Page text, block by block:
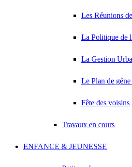
Les Réunions
La Politique de
La Gestion
Le Plan de
Fête des voisins
Travaux en cours
ENFANCE & JEUNESSE
LEROY DIDIER PIERRE
6 Avenue des Pinsons 93420
3 Villa Laborde 93420 VILLEPINTE
LA POISSONNERIE DE CHEZ VOUS